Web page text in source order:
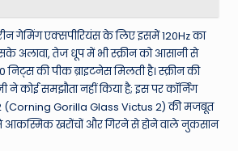
गेमिंग एक्सपीरियंस के लिए इसमें 120Hz का
अलावा, तेज धूप में भी स्क्रीन को आसानी से
की पीक ब्राइटनेस मिलती है। स्क्रीन की
कोई समझौता नहीं किया है; इस पर कॉर्निंग
(Corning Gorilla Glass Victus 2) की मजबूत
आकस्मिक खरोंचों और गिरने से होने वाले नुकसान